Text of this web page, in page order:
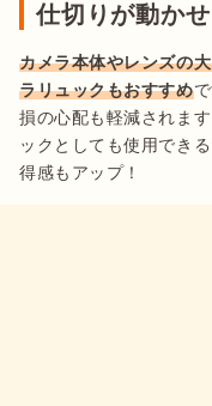
仕切りが動か
カメラ本体やレンズの
ラリュックもおすすめ
損の心配も軽減されま
ックとしても使用でき
得感もアップ！